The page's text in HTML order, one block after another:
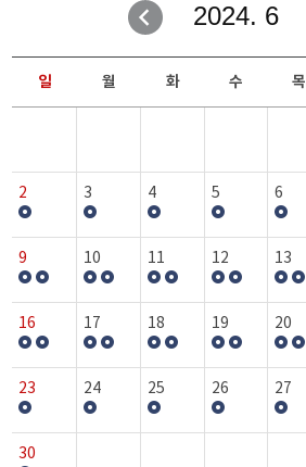
2024. 6
일 월 화 수 목
2 3 4 5 6
9 10 11 12 13
16 17 18 19 20
23 24 25 26 27
30